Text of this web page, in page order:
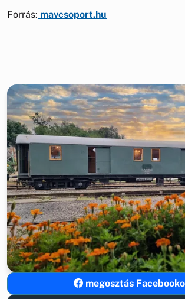
Forrás: mavcsoport.hu
megosztás